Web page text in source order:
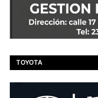
TOYOTA